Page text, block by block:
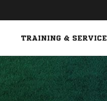
TRAINING & SERVICE